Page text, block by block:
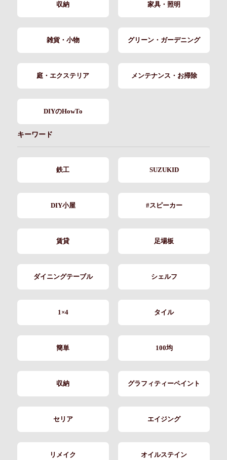
収納 家具・照明
雑貨・小物 グリーン・ガーデニング
庭・エクステリア メンテナンス・お掃除
DIYのHowTo
キーワード
鉄工 SUZUKID
DIY小屋 #スピーカー
賃貸 足場板
ダイニングテーブル シェルフ
1×4 タイル
簡単 100均
収納 グラフィティーペイント
セリア エイジング
リメイク オイルステイン